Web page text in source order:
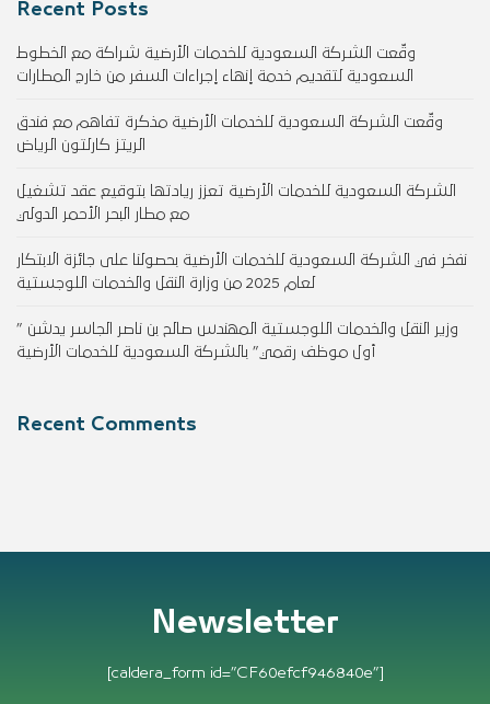
Recent Posts
وقّعت الشركة السعودية للخدمات الأرضية شراكة مع الخطوط
السعودية لتقديم خدمة إنهاء إجراءات السفر من خارج المطارات
وقّعت الشركة السعودية للخدمات الأرضية مذكرة تفاهم مع فندق
الريتز كارلتون الرياض
الشركة السعودية للخدمات الأرضية تعزز ريادتها بتوقيع عقد تشغيل
مع مطار البحر الأحمر الدولي
نفخر في الشركة السعودية للخدمات الأرضية بحصولنا على جائزة الابتكار
لعام 2025 من وزارة النقل والخدمات اللوجستية
وزير النقل والخدمات اللوجستية المهندس صالح بن ناصر الجاسر يدشن ”
أول موظف رقمي” بالشركة السعودية للخدمات الأرضية
Recent Comments
Newsletter
[caldera_form id=”CF60efcf946840e”]